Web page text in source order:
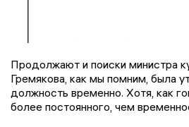
Продолжают и поиски министра
Гремякова, как мы помним, была
должность временно. Хотя, как
более постоянного, чем